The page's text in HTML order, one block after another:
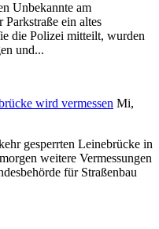
Unbekannte am
Parkstraße ein altes
die Polizei mitteilt, wurden
und...
wird vermessen Mi,
gesperrten Leinebrücke in
weitere Vermessungen
für Straßenbau